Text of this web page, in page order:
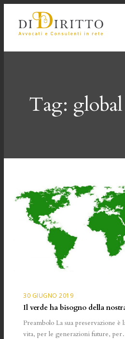
contenuto
Tag:
30 GIUGNO 2019
Il verde ha bisogno della
Preambolo La sua preservazione
vita, per le generazioni future,